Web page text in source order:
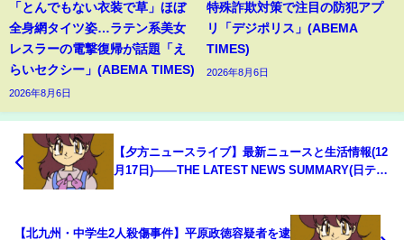
「とんでもない衣装で草」ほぼ
全身網タイツ姿…ラテン系美女
レスラーの電撃復帰が話題「え
らいセクシー」(ABEMA TIMES)
2026年8月6日
特殊詐欺対策で注目の防犯アプ
リ「デジポリス」(ABEMA
TIMES)
2026年8月6日
【夕方ニュースライブ】最新ニュースと生活情報(12
月17日)――THE LATEST NEWS SUMMARY(日テレ
【北九州・中学生2人殺傷事件】平原政徳容疑者を逮